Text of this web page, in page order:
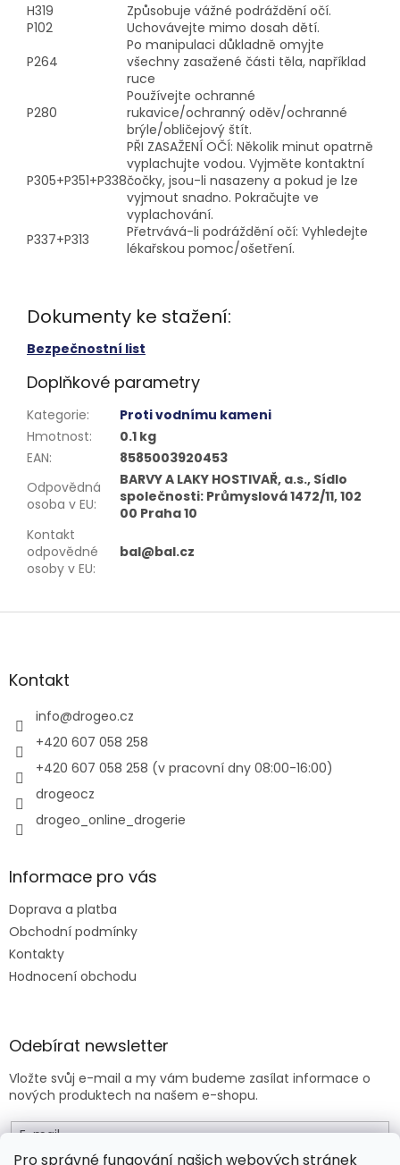
Pro správné fungování našich webových stránek
H319
Způsobuje vážné podráždění očí.
P102
Uchovávejte mimo dosah dětí.
P264
Po manipulaci důkladně omyjte
všechny zasažené části těla, například
ruce
P280
Používejte ochranné
rukavice/ochranný oděv/ochranné
brýle/obličejový štít.
P305+P351+P338
PŘI ZASAŽENÍ OČÍ: Několik minut opatrně
vyplachujte vodou. Vyjměte kontaktní
čočky, jsou-li nasazeny a pokud je lze
vyjmout snadno. Pokračujte ve
vyplachování.
P337+P313
Přetrvává-li podráždění očí: Vyhledejte
lékařskou pomoc/ošetření.
Dokumenty ke stažení:
Bezpečnostní list
Doplňkové parametry
Kategorie:
Proti vodnímu kameni
Hmotnost:
0.1 kg
EAN:
8585003920453
Odpovědná
osoba v EU:
BARVY A LAKY HOSTIVAŘ, a.s., Sídlo
společnosti: Průmyslová 1472/11, 102
00 Praha 10
Kontakt
odpovědné
osoby v EU:
bal@bal.cz
Z
aKontakt
info@drogeo.cz
+420 607 058 258
+420 607 058 258 (v pracovní dny 08:00-16:00)
drogeocz
drogeo_online_drogerie
Informace pro vás
Doprava a platba
Obchodní podmínky
Kontakty
Hodnocení obchodu
Odebírat newsletter
Vložte svůj e-mail a my vám budeme zasílat informace o
nových produktech na našem e-shopu.
E-mail